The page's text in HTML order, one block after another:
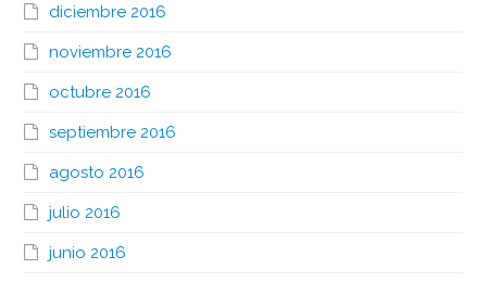
diciembre 2016
noviembre 2016
octubre 2016
septiembre 2016
agosto 2016
julio 2016
junio 2016